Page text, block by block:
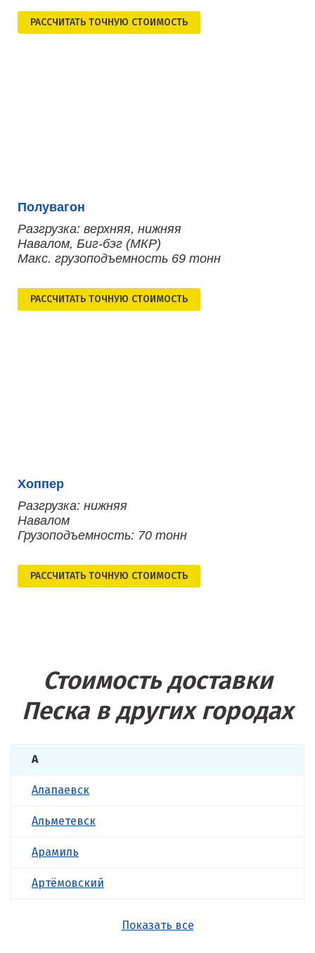
РАСCЧИТАТЬ ТОЧНУЮ СТОИМОСТЬ
Полувагон
Разгрузка: верхняя, нижняя
Навалом, Биг-бэг (МКР)
Макс. грузоподъемность 69 тонн
РАСCЧИТАТЬ ТОЧНУЮ СТОИМОСТЬ
Хоппер
Разгрузка: нижняя
Навалом
Грузоподъемность: 70 тонн
РАСCЧИТАТЬ ТОЧНУЮ СТОИМОСТЬ
Стоимость доставки
Песка в других городах
А
Алапаевск
Альметевск
Арамиль
Артёмовский
Показать все